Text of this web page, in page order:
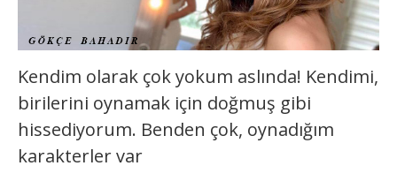
Kendim olarak çok yokum aslında! Kendimi,
birilerini oynamak için doğmuş gibi
hissediyorum. Benden çok, oynadığım
karakterler var